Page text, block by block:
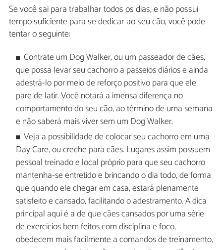
Se você sai para trabalhar todos os dias, e não possui
tempo suficiente para se dedicar ao seu cão, você pode
tentar o seguinte:
Contrate um Dog Walker, ou um passeador de cães,
que possa levar seu cachorro a passeios diários e ainda
adestrá-lo por meio de reforço positivo para que ele
pare de latir. Você notará a imensa diferença no
comportamento do seu cão, ao término de uma semana
e não saberá mais viver sem um Dog Walker.
Veja a possibilidade de colocar seu cachorro em uma
Day Care, ou creche para cães. Lugares assim possuem
pessoal treinado e local próprio para que seu cachorro
mantenha-se entretido e brincando o dia todo, de forma
que quando ele chegar em casa, estará plenamente
satisfeito e cansado, facilitando o adestramento. A dica
principal aqui é a de que cães cansados por uma série
de exercícios bem feitos com disciplina e foco,
obedecem mais facilmente a comandos de treinamento,